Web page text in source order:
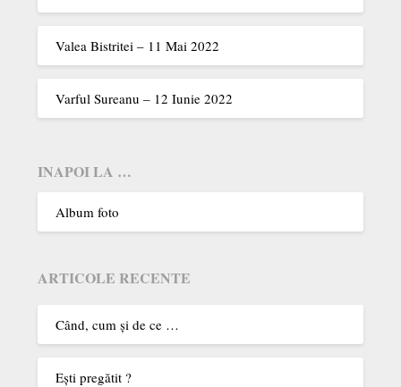
Valea Bistritei – 11 Mai 2022
Varful Sureanu – 12 Iunie 2022
INAPOI LA …
Album foto
ARTICOLE RECENTE
Când, cum şi de ce …
Eşti pregătit ?